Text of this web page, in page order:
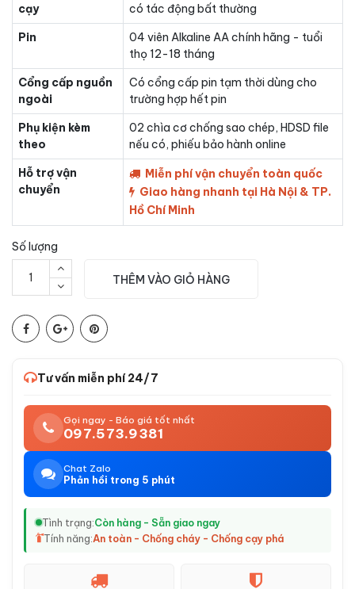
cạy
có tác động bất thường
Pin
04 viên Alkaline AA chính hãng - tuổi
thọ 12-18 tháng
Cổng cấp nguồn
ngoài
Có cổng cấp pin tạm thời dùng cho
trường hợp hết pin
Phụ kiện kèm
theo
02 chìa cơ chống sao chép, HDSD file
nếu có, phiếu bảo hành online
Hỗ trợ vận
chuyển
Miễn phí vận chuyển toàn quốc
Giao hàng nhanh tại Hà Nội & TP.
Hồ Chí Minh
Số lượng
THÊM VÀO GIỎ HÀNG
Tư vấn miễn phí 24/7
Gọi ngay - Báo giá tốt nhất
097.573.9381
Chat Zalo
Phản hồi trong 5 phút
Tình trạng:Còn hàng - Sẵn giao ngay
Tính năng:An toàn - Chống cháy - Chống cạy phá